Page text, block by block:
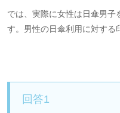
では、実際に女性は日傘男
す。男性の日傘利用に対する
回答1